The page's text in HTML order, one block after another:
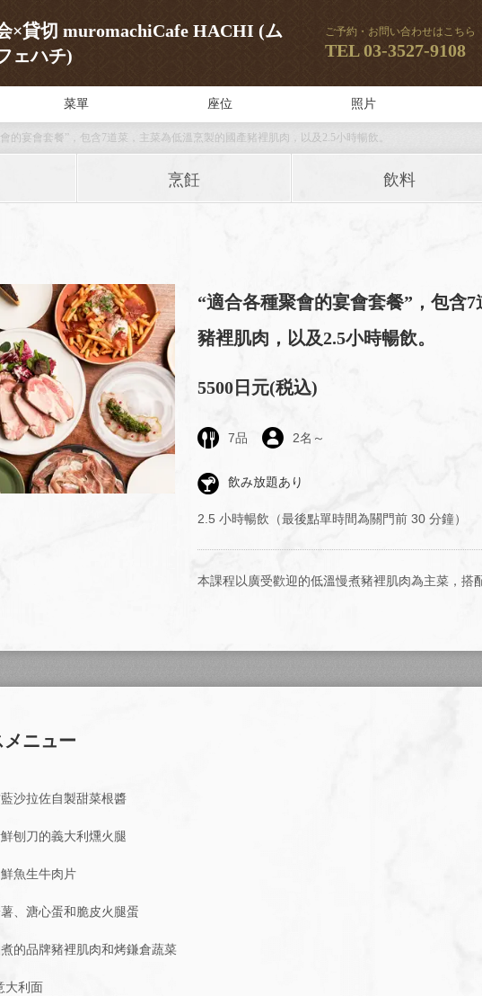
×貸切 muromachiCafe HACHI (ム
ェハチ)
ご予約・お問い合わせはこちら
TEL03-3527-9108
菜單 座位 照片
的宴會套餐”，包含7道菜，主菜為低溫烹製的國產豬裡肌肉，以及2.5小時暢飲。
烹飪 飲料
“適合各種聚會的宴會套餐”，包含
豬裡肌肉，以及2.5小時暢飲。
5500日元(税込)
7品 2名～
飲み放題あり
2.5 小時暢飲（最後點單時間為關門前 30 分鐘）
本課程以廣受歡迎的低溫慢煮豬裡肌肉為主菜，搭
メニュー
藍沙拉佐自製甜菜根醬
鮮刨刀的義大利燻火腿
鮮魚生牛肉片
薯、溏心蛋和脆皮火腿蛋
煮的品牌豬裡肌肉和烤鎌倉蔬菜
大利面